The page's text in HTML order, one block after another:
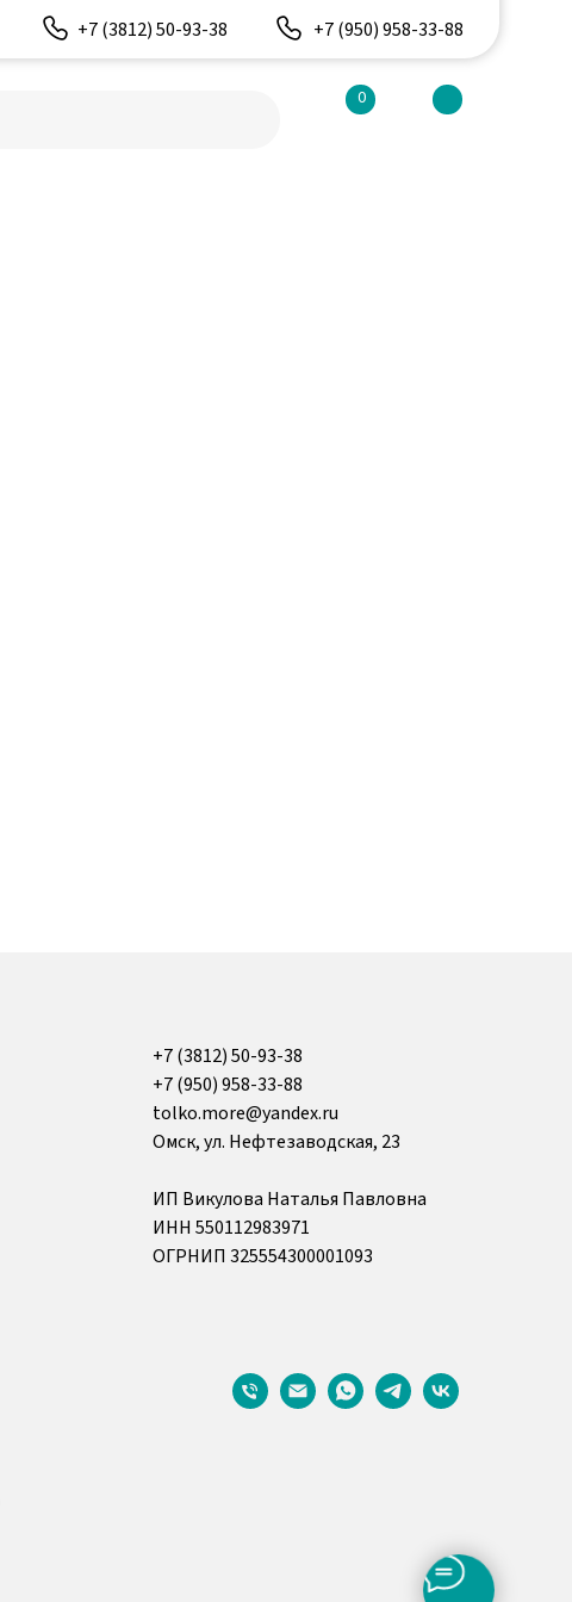
+7 (950) 958-33-88
+7 (3812) 50-93-38
0
+7 (950) 958-33-88
+7 (3812) 50-93-38
+7 (950) 958-33-88
tolko.more@yandex.ru
Омск, ул. Нефтезаводская, 23
ИП Викулова Наталья Павловна
ИНН 550112983971
ОГРНИП 325554300001093